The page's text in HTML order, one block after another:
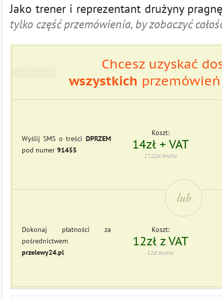
Jako trener i reprezentant drużyny
tylko część przemówienia, by zobaczyć
Chcesz uzyskać
wszystkich
Wyślij SMS o treści DPRZEM
pod numer 91455
Koszt:
14zł + VAT
17,22zł brutto
Dokonaj płatności za
pośrednictwem
przelewy24.pl
Koszt:
12zł z VAT
12zł brutto